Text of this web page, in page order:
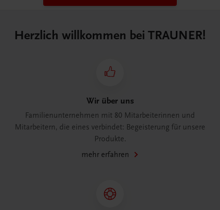
Herzlich willkommen bei TRAUNER!
Wir über uns
Familienunternehmen mit 80 Mitarbeiterinnen und
Mitarbeitern, die eines verbindet: Begeisterung für unsere
Produkte.
mehr erfahren